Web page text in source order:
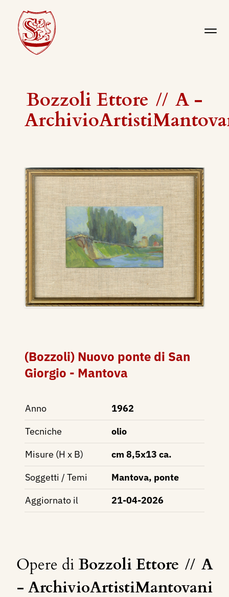
Bozzoli Ettore // A -
(Bozzoli) Nuovo ponte di San
Giorgio - Mantova
Anno
1962
Tecniche
olio
Misure (H x B)
cm 8,5x13 ca.
Soggetti / Temi
Mantova, ponte
Aggiornato il
21-04-2026
Opere diBozzoli Ettore // A
- ArchivioArtistiMantovani